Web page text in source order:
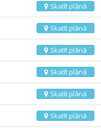
Skatīt plānā
Skatīt plānā
Skatīt plānā
Skatīt plānā
Skatīt plānā
Skatīt plānā